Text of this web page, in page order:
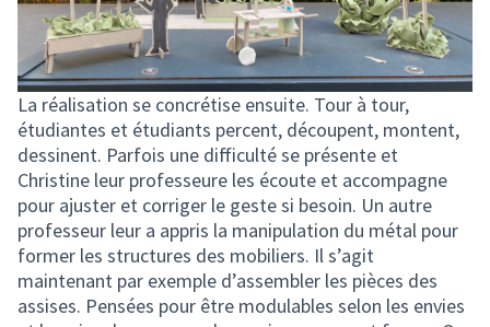
La réalisation se concrétise ensuite. Tour à tour,
étudiantes et étudiants percent, découpent, montent,
dessinent. Parfois une difficulté se présente et
Christine leur professeure les écoute et accompagne
pour ajuster et corriger le geste si besoin. Un autre
professeur leur a appris la manipulation du métal pour
former les structures des mobiliers. Il s’agit
maintenant par exemple d’assembler les pièces des
assises. Pensées pour être modulables selon les envies